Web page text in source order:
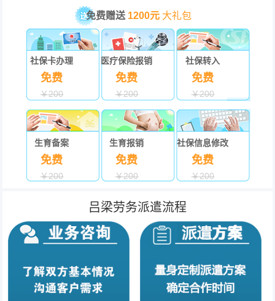
免费赠送 1200元 大礼包
社保卡办理
免费
￥200
医疗保险报销
免费
￥200
社保转入
免费
￥200
生育备案
免费
￥200
生育报销
免费
￥200
社保信息修改
免费
￥200
吕梁劳务派遣流程